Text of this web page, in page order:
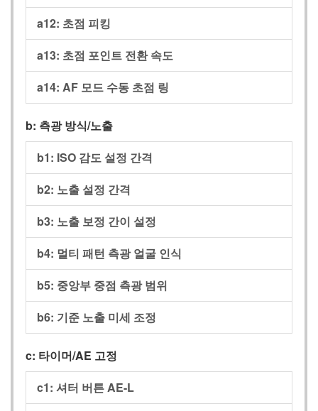
a12: 초점 피킹
a13: 초점 포인트 전환 속도
a14: AF 모드 수동 초점 링
b: 측광 방식/노출
b1: ISO 감도 설정 간격
b2: 노출 설정 간격
b3: 노출 보정 간이 설정
b4: 멀티 패턴 측광 얼굴 인식
b5: 중앙부 중점 측광 범위
b6: 기준 노출 미세 조정
c: 타이머/AE 고정
c1: 셔터 버튼 AE-L